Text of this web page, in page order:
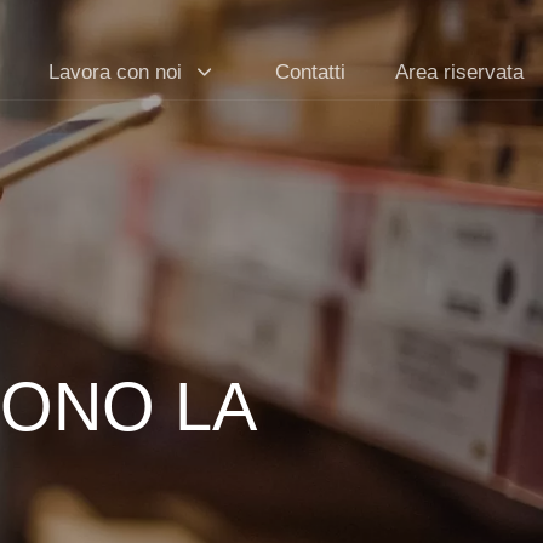
Lavora con noi Contatti Area riservata
LA